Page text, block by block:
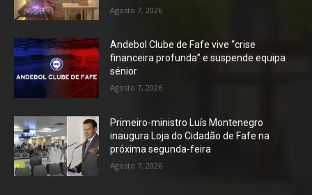
Agosto 7, 2026
Andebol Clube de Fafe vive “crise
financeira profunda” e suspende equipa
sénior
Agosto 7, 2026
Primeiro-ministro Luís Montenegro
inaugura Loja do Cidadão de Fafe na
próxima segunda-feira
Agosto 7, 2026